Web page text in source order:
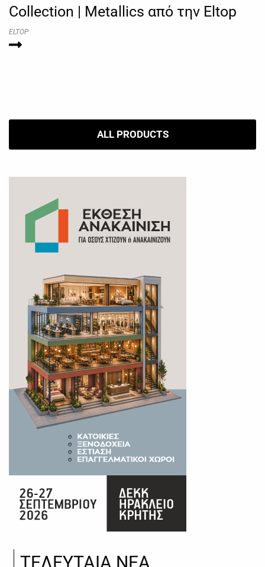
Collection | Metallics από την Eltop
ELTOP
ALL PRODUCTS
ΤΕΛΕΥΤΑΙΑ ΝΕΑ